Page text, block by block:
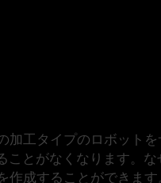
加工タイプのロボット
とがなくなります。な
成することができます